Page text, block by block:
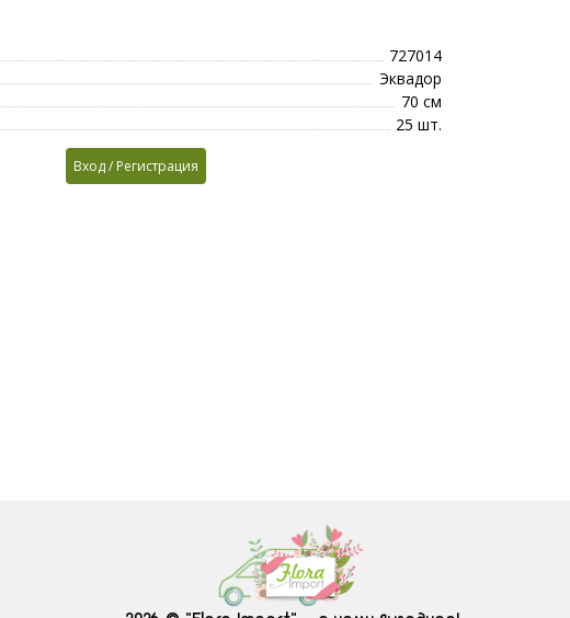
727014
Эквадор
70 см
25 шт.
Вход / Регистрация